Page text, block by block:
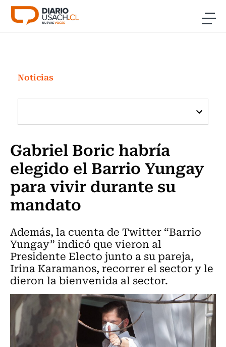
Click acá para ir directamente al contenido
Investigación
Cultura
Programas Radio y TV Usach
Noticias
Gabriel Boric habría
elegido el Barrio Yungay
para vivir durante su
mandato
Además, la cuenta de Twitter “Barrio
Yungay” indicó que vieron al
Presidente Electo junto a su pareja,
Irina Karamanos, recorrer el sector y le
dieron la bienvenida al sector.